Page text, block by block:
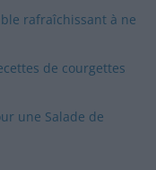
rafraîchissant à ne
de courgettes
une Salade de